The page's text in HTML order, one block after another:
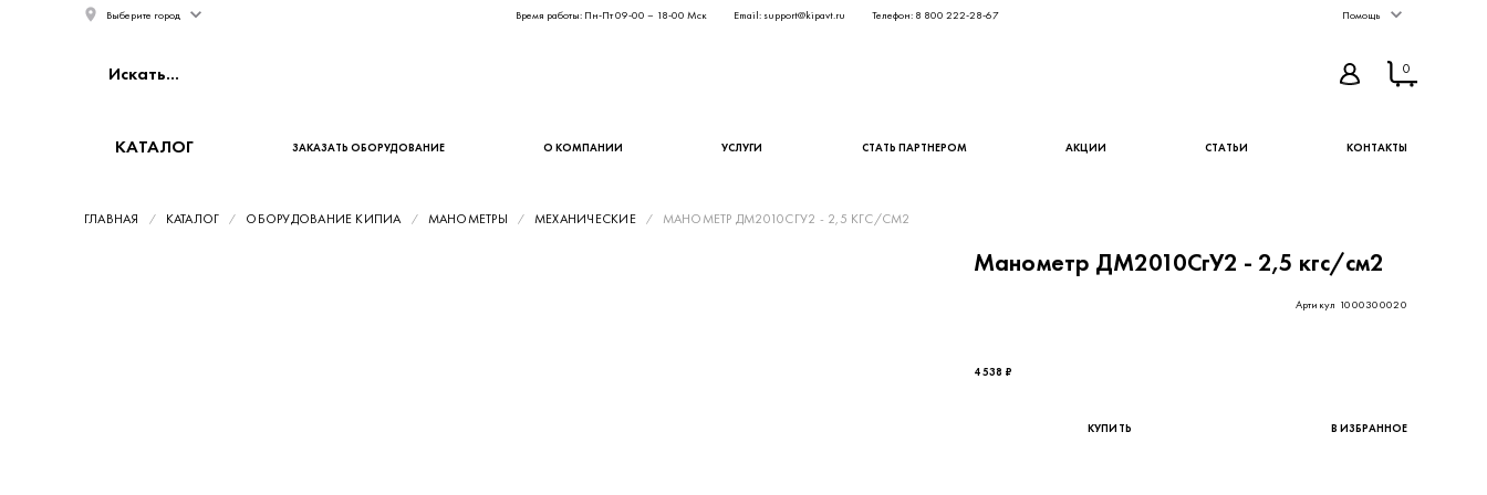
Выберите город Время работы: Пн-Пт 09-00 – 18-00 Мск Email: support@kipavt.ru Телефон: 8 800 222-28-67 Помощь
0
КАТАЛОГ ЗАКАЗАТЬ ОБОРУДОВАНИЕ О КОМПАНИИ УСЛУГИ СТАТЬ ПАРТНЕРОМ АКЦИИ СТАТЬИ КОНТАКТЫ
ГЛАВНАЯ КАТАЛОГ ОБОРУДОВАНИЕ КИПИА МАНОМЕТРЫ МЕХАНИЧЕСКИЕ МАНОМЕТР ДМ2010СГУ2 - 2,5 КГС/СМ2
Манометр ДМ2010СгУ2 - 2,5 кгс/см2
Артикул 1000300020
3 719,67 ₽ - цена без НДС